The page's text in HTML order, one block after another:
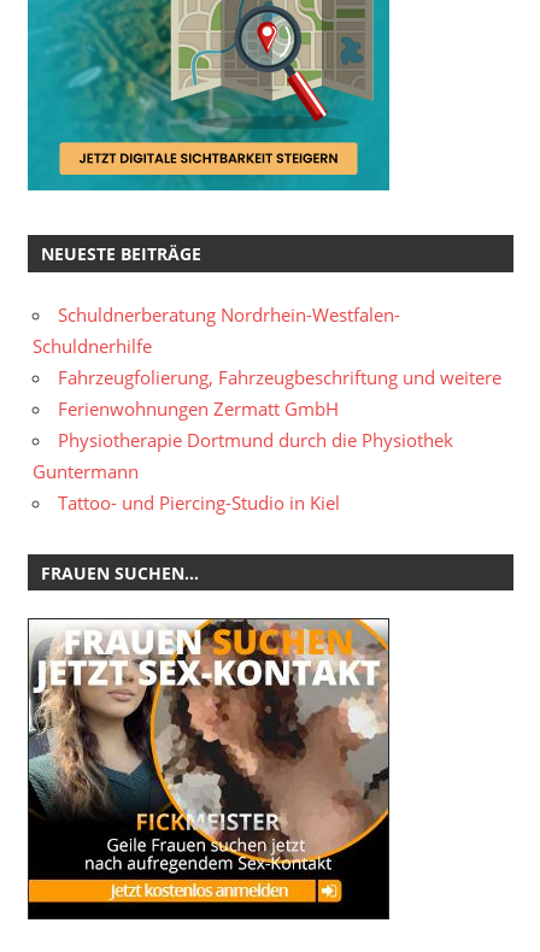
NEUESTE BEITRÄGE
Schuldnerberatung Nordrhein-Westfalen-
Schuldnerhilfe
Fahrzeugfolierung, Fahrzeugbeschriftung und weitere
Ferienwohnungen Zermatt GmbH
Physiotherapie Dortmund durch die Physiothek
Guntermann
Tattoo- und Piercing-Studio in Kiel
FRAUEN SUCHEN…